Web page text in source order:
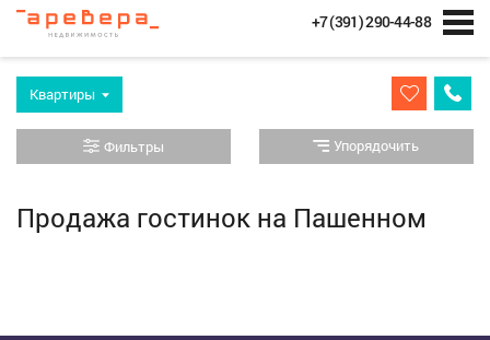
+7 (391) 290-44-88
Квартиры
Фильтры Упорядочить
Продажа гостинок на Пашенном